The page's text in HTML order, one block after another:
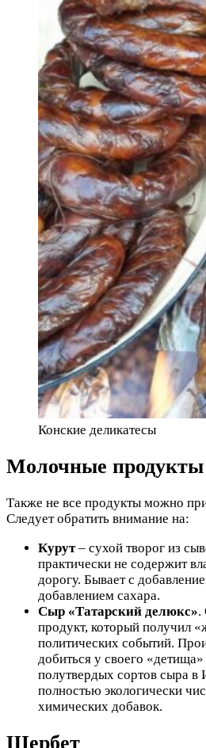
Конские деликатесы
Молочные продукты
Также не все продукты можно
Следует обратить внимание на:
Курут– сухой творог из
практически не содержит
дорогу. Бывает с
добавлением сахара.
Сыр «Татарский делюкс».
продукт, который получил
политических событий.
добиться у своего
полутвердых сортов сыра
полностью экологически
химических добавок.
Шербет